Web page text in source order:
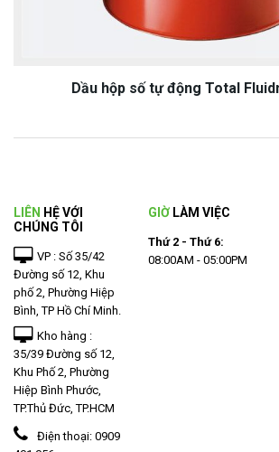
Dầu hộp số tự động Total
LIÊN HỆ VỚI
CHÚNG TÔI
VP : Số 35/42
Đường số 12, Khu
phố 2, Phường Hiệp
Bình, TP Hồ Chí Minh.
Kho hàng :
35/39 Đường số 12,
Khu Phố 2, Phường
Hiệp Bình Phước,
TP.Thủ Đức, TP.HCM
Điện thoại: 0909
GIỜ LÀM VIỆC
Thứ 2 - Thứ 6:
08:00AM - 05:00PM